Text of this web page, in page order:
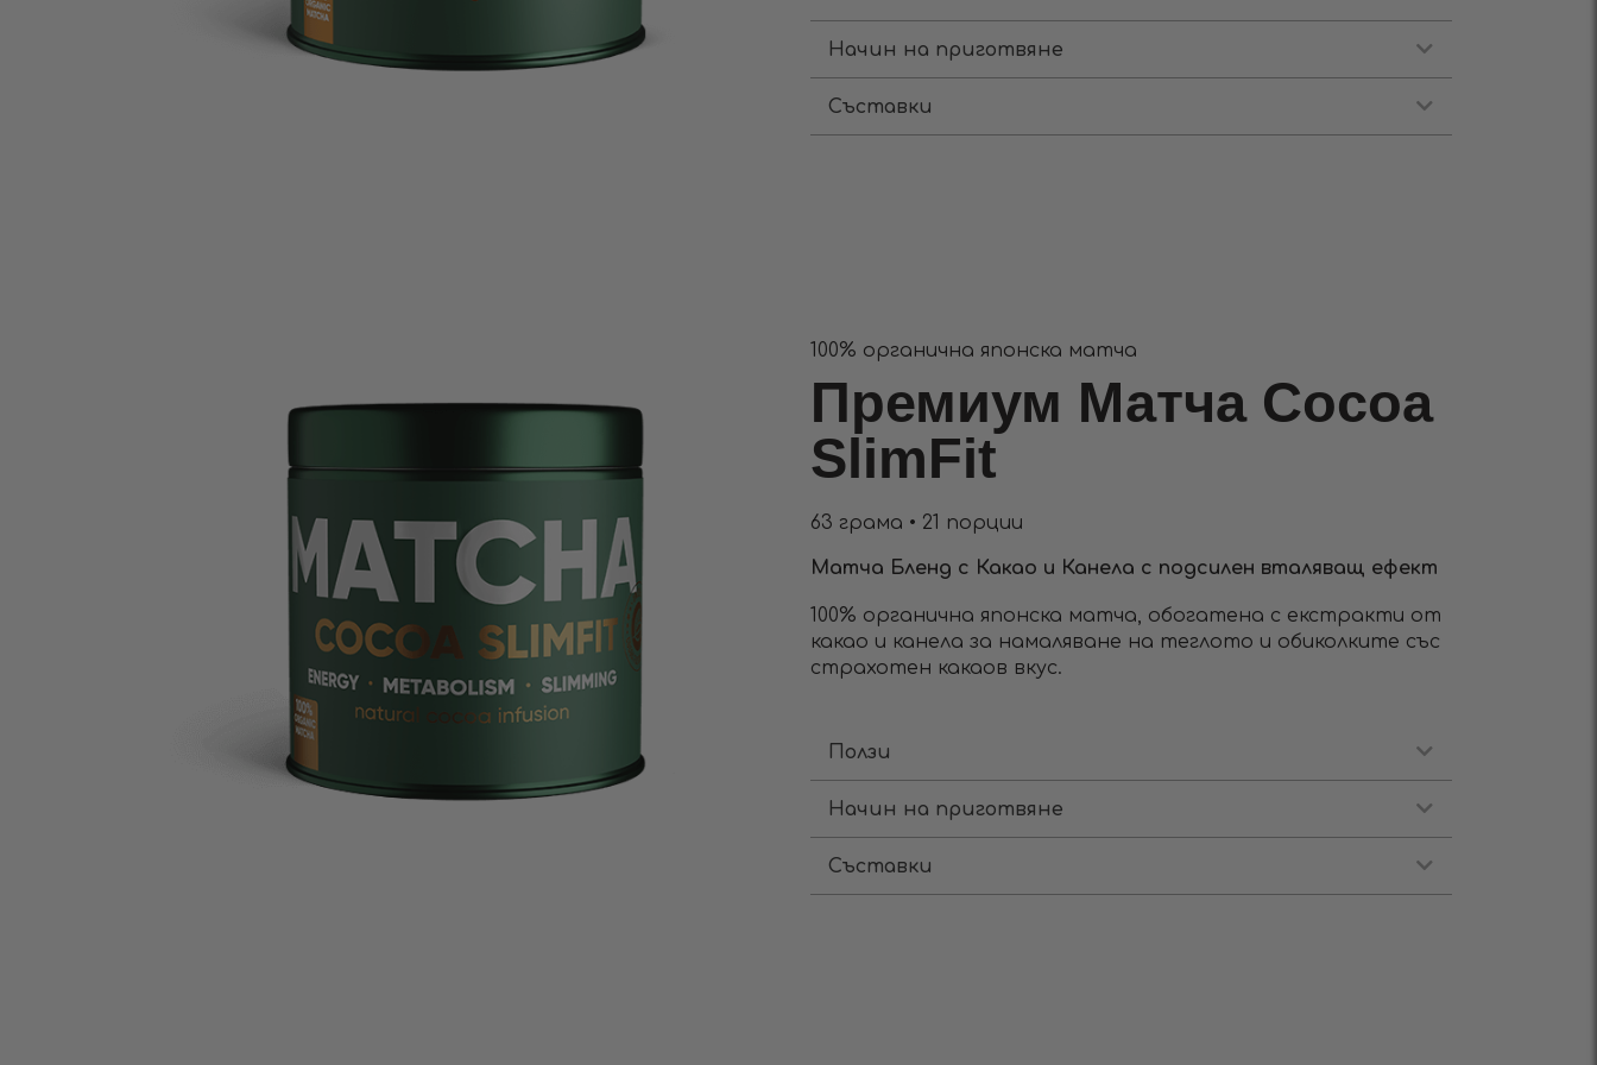
Начин на приготвяне
Съставки
100% органична японска матча
Премиум Матча Cocoa
SlimFit
63 грама • 21 порции
Матча Бленд с Какао и Канела с подсилен вталяващ ефект
100% органична японска матча, обогатена с екстракти от
какао и канела за намаляване на теглото и обиколките със
страхотен какаов вкус.
Ползи
Начин на приготвяне
Съставки